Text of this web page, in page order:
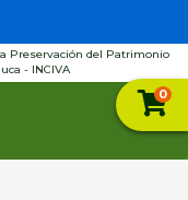
Preservación del Patrimonio
- INCIVA
0